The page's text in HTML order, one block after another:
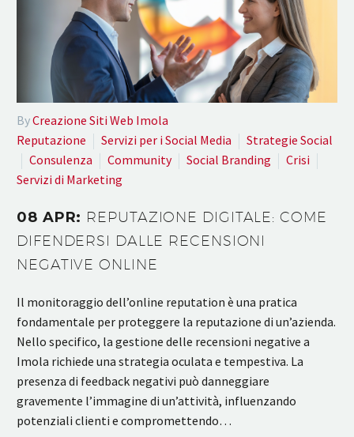
ByCreazione Siti Web Imola
Reputazione
Servizi per i Social Media
Strategie Social
Consulenza
Community Social Branding
Crisi
Servizi di Marketing
08 APR: REPUTAZIONE DIGITALE: COME
DIFENDERSI DALLE RECENSIONI
NEGATIVE ONLINE
Il monitoraggio dell’online reputation è una pratica
fondamentale per proteggere la reputazione di un’azienda.
Nello specifico, la gestione delle recensioni negative a
Imola richiede una strategia oculata e tempestiva. La
presenza di feedback negativi può danneggiare
gravemente l’immagine di un’attività, influenzando
potenziali clienti e compromettendo…